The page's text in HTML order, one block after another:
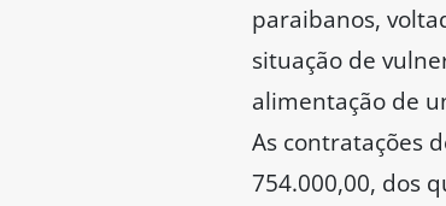
paraibanos,
situação de
alimentação de
As contratações
754.000,00, dos